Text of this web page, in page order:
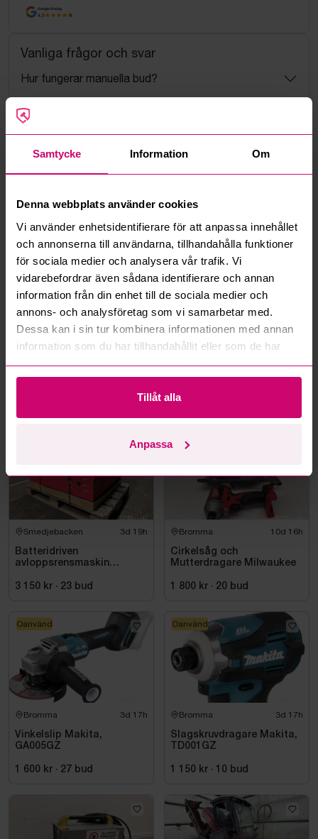
Samtycke Information Om
Denna webbplats använder cookies
Vi använder enhetsidentifierare för att anpassa innehållet
och annonserna till användarna, tillhandahålla funktioner
för sociala medier och analysera vår trafik. Vi
vidarebefordrar även sådana identifierare och annan
information från din enhet till de sociala medier och
annons- och analysföretag som vi samarbetar med.
Dessa kan i sin tur kombinera informationen med annan
information som du har tillhandahållit eller som de har
samlat in när du har använt deras tjänster.
Tillåt alla
Anpassa
Google Rating
4.5
Vanliga frågor och svar
Hur fungerar manuella bud?
Vad innebär serviceavgift?
Vad är ett reservationspris?
Hur fungerar budmotorn?
Kan jag ångra ett bud?
Läs fler frågor och svar
Mer från samma kategori
Smedjebacken 3d 19h
Batteridriven
avloppsrensmaskin
FSSM-121 | Oanvänd
3 150 kr · 23 bud
Bromma 10d 16h
Cirkelsåg och
Mutterdragare Milwaukee
1 800 kr · 20 bud
Milwaukee
Bromma 3d 17h
Vinkelslip Makita,
GA005GZ
1 600 kr · 27 bud
Oanvänd
Bromma 3d 17h
Slagskruvdragare Makita,
TD001GZ
1 150 kr · 10 bud
Oanvänd